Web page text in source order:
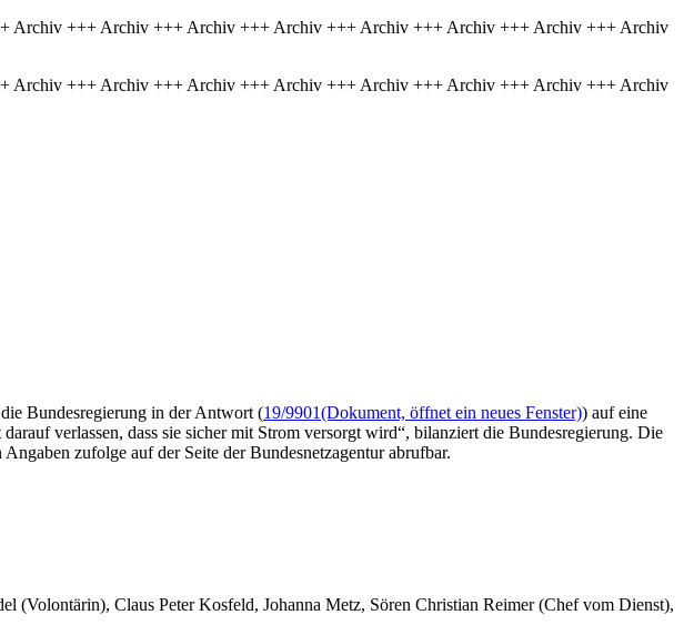
+++ Archiv +++ Archiv +++ Archiv +++ Archiv +++ Archiv +++ Archiv +++ Archiv
+++ Archiv +++ Archiv +++ Archiv +++ Archiv +++ Archiv +++ Archiv +++ Archiv
Bundesregierung in der Antwort (19/9901(Dokument, öffnet ein neues Fenster)) auf eine
verlassen, dass sie sicher mit Strom versorgt wird“, bilanziert die Bundesregierung. Die
zufolge auf der Seite der Bundesnetzagentur abrufbar.
(Volontärin), Claus Peter Kosfeld, Johanna Metz, Sören Christian Reimer (Chef vom Dienst),